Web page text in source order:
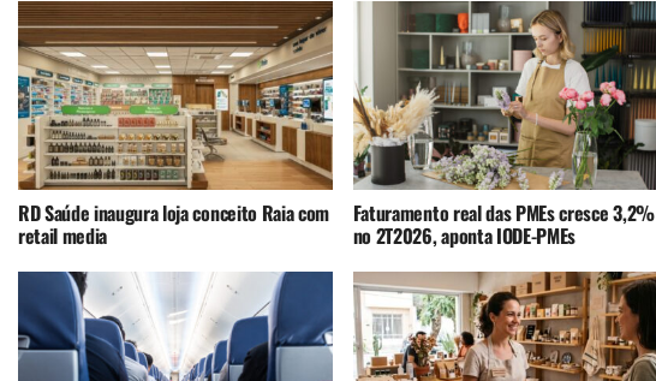
RD Saúde inaugura loja conceito Raia com
retail media
Faturamento real das PMEs cresce 3,2%
no 2T2026, aponta IODE-PMEs